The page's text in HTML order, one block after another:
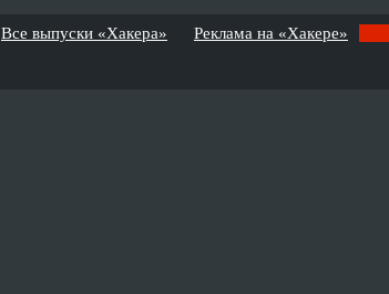
Все выпуски «Хакера» Реклама на «Хакере»